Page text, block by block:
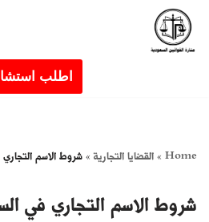
تخطى
اطلب
Home
»القضايا التجارية »شروط الاسم
شروط الاسم التجاري في